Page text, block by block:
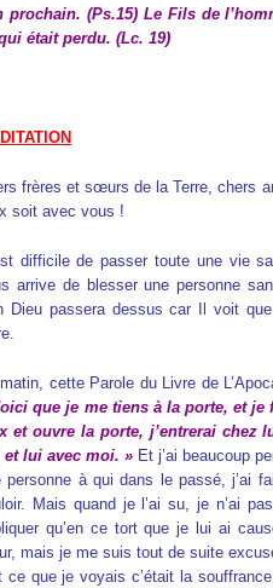
prochain. (Ps.15) Le Fils de
était perdu. (Lc. 19)
frères et sœurs de la Terre, chers
soit avec vous !
difficile de passer toute une vie
arrive de blesser une personne
Dieu passera dessus car Il voit
cette Parole du Livre de
que je me tiens à la porte, et je
et ouvre la porte, j’entrerai chez
lui avec moi. » Et j’ai beaucoup
personne à qui dans le passé, j’ai
Mais quand je l’ai su, je n’ai
qu’en ce tort que je lui ai
mais je me suis tout de suite
ce que je voyais c’était la